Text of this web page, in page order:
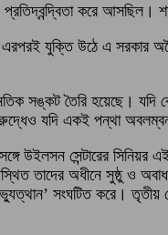
করে আসছিল।
যুক্তি উঠে এ সরকার
সঙ্কট তৈরি হয়েছে।
যদি একই পন্থা
উইলসন সেন্টারের
অধীনে সুষ্ঠু ও অবাধ
সংঘটিত করে। তৃতীয়